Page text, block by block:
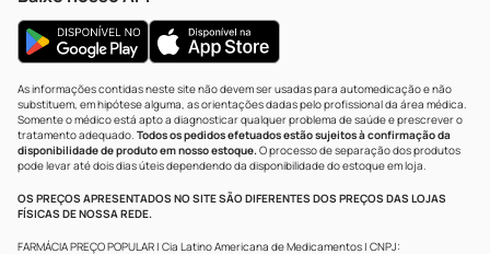
As informações contidas neste site não devem ser usadas para automedicação e não
substituem, em hipótese alguma, as orientações dadas pelo profissional da área médica.
Somente o médico está apto a diagnosticar qualquer problema de saúde e prescrever o
tratamento adequado. Todos os pedidos efetuados estão sujeitos à confirmação da
disponibilidade de produto em nosso estoque.O processo de separação dos produtos
pode levar até dois dias úteis dependendo da disponibilidade do estoque em loja.
OS PREÇOS APRESENTADOS NO SITE SÃO DIFERENTES DOS PREÇOS DAS LOJAS
FÍSICAS DE NOSSA REDE.
FARMÁCIA PREÇO POPULAR | Cia Latino Americana de Medicamentos | CNPJ: